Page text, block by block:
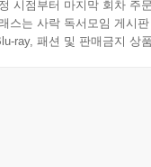
시점부터 마지막 회차 주
스는 사락 독서모임 게시
ray, 패션 및 판매금지 상